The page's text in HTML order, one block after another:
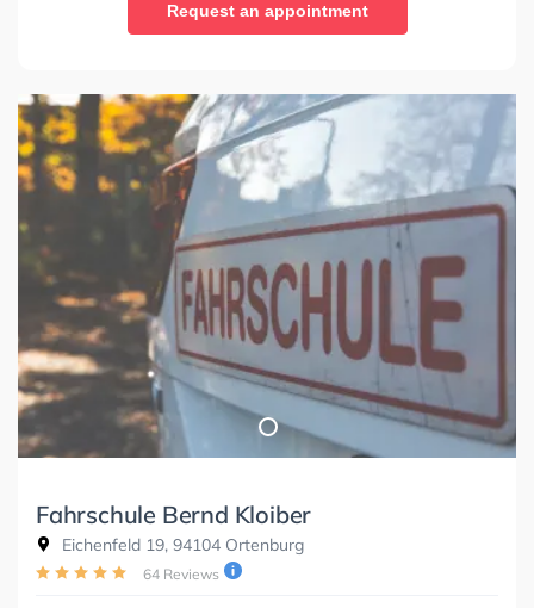
Request an appointment
Fahrschule Bernd Kloiber
Eichenfeld 19, 94104 Ortenburg
64 Reviews